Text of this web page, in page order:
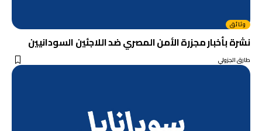
وثائق
نشرة بأخبار مجزرة الأمن المصري ضد اللاجئين السودانيين
طارق الجزولي